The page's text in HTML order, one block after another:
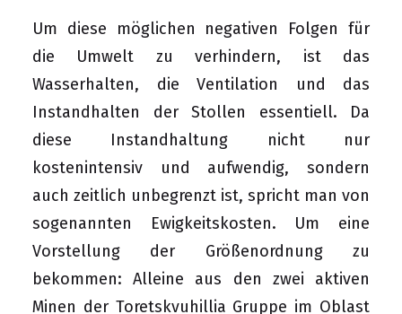
Um diese möglichen negativen Folgen für
die Umwelt zu verhindern, ist das
Wasserhalten, die Ventilation und das
Instandhalten der Stollen essentiell. Da
diese Instandhaltung nicht nur
kostenintensiv und aufwendig, sondern
auch zeitlich unbegrenzt ist, spricht man von
sogenannten Ewigkeitskosten. Um eine
Vorstellung der Größenordnung zu
bekommen: Alleine aus den zwei aktiven
Minen der Toretskvuhillia Gruppe im Oblast